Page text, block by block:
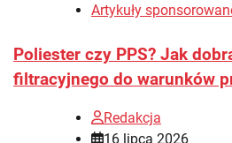
Artykuły
Poliester czy PPS? Jak
filtracyjnego do warunków
Redakcja
16 lipca 2026